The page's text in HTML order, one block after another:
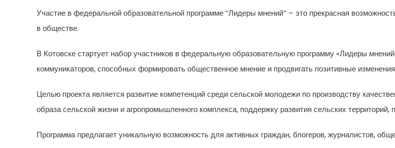
Участие в федеральной образовательной программе “Лидеры мнений” – это прекрасная
в обществе.
В Котовске стартует набор участников в федеральную образовательную программу «Лидеры
коммуникаторов, способных формировать общественное мнение и продвигать позитивные изменения
Целью проекта является развитие компетенций среди сельской молодежи по производству
образа сельской жизни и агропромышленного комплекса, поддержку развития сельских территорий,
Программа предлагает уникальную возможность для активных граждан, блогеров, журналистов,